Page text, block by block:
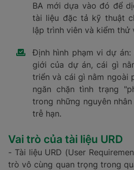
BA mới dựa vào đó để
tài liệu đặc tả kỹ thuật
lập trình viên và kiểm thử
Định hình phạm vi dự án:
giới của dự án, cái gì
triển và cái gì nằm ngoài
ngăn chặn tình trạng
trong những nguyên
trễ hạn.
Vai trò của tài liệu URD
- Tài liệu URD (User
trò vô cùng quan trọng trong